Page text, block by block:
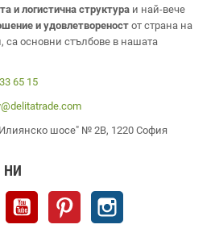
и логистична структура и най-вече
и удовлетвореност от страна на
са основни стълбове в нашата
65 15
шосе" № 2В, 1220 София
НИ
Twitter YouTube Pinterest